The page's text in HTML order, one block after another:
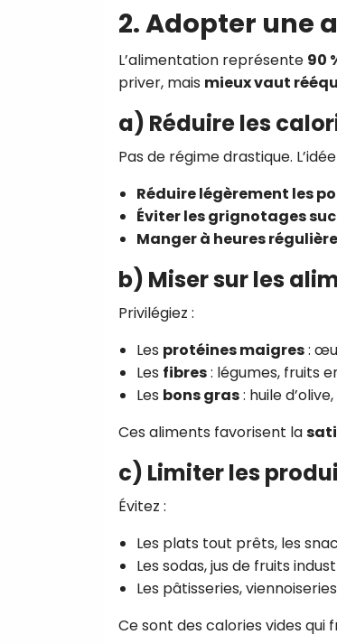
2. Adopter une
L’alimentation représente 90
priver, mais mieux vaut
a) Réduire les
Pas de régime drastique.
Réduire légèrement les
Éviter les grignotages
Manger à heures
b) Miser sur les
Privilégiez :
Les protéines maigres:
Les fibres: légumes, fruits
Les bons gras: huile
Ces aliments favorisent la
c) Limiter les
Évitez :
Les plats tout prêts, les
Les sodas, jus de fruits
Les pâtisseries,
Ce sont des calories vides qui